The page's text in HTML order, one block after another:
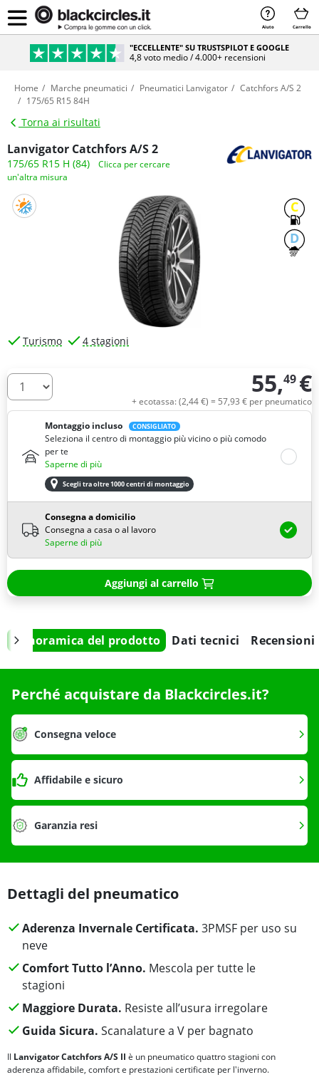
Aiuto Carrello
"ECCELLENTE" SU TRUSTSPILOT E GOOGLE
4,8 voto medio / 4.000+ recensioni
Home Marche pneumatici Pneumatici Lanvigator
Catchfors A/S 2
175/65 R15 84H
Torna ai risultati
Lanvigator Catchfors A/S 2
175/65 R15 H (84)
Clicca per cercare
un'altra misura
C
D
Turismo 4 stagioni
Quantità 55,49 €
+ ecotassa: (2,44€) = 57,93 € per pneumatico
Montaggio incluso
CONSIGLIATO
Seleziona il centro di montaggio più vicino o più comodo
per te
Saperne di più
Scegli tra oltre 1000 centri di montaggio
Consegna a domicilio
Consegna a casa o al lavoro
Saperne di più
Aggiungi al carrello
Panoramica del prodotto Dati tecnici Recensioni
Perché acquistare da Blackcircles.it?
Consegna veloce
Affidabile e sicuro
Garanzia resi
Dettagli del pneumatico
Aderenza Invernale Certificata. 3PMSF per uso su
neve
Comfort Tutto l’Anno. Mescola per tutte le
stagioni
Maggiore Durata. Resiste all’usura irregolare
Guida Sicura. Scanalature a V per bagnato
Il Lanvigator Catchfors A/S II è un pneumatico quattro stagioni con
aderenza affidabile, comfort e prestazioni certificate per l'inverno.